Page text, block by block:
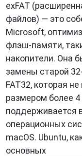
exFAT
файлов) — это
Microsoft,
флэш-памяти,
накопители. Она
замены старой
FAT32, которая
размером более
поддерживается
операционных
macOS. Ubuntu,
основных